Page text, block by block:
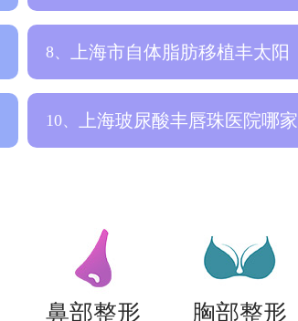
整形医院
8、 上海市自体脂肪移植丰太阳
穴整形医院哪
10、 上海玻尿酸丰唇珠医院哪家
鼻部整形 胸部整形